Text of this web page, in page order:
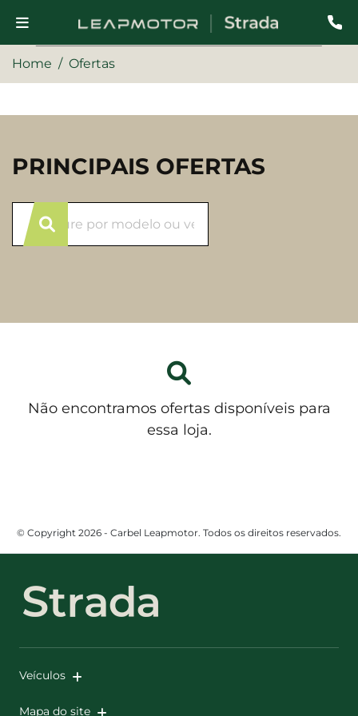
Home Ofertas
PRINCIPAIS OFERTAS
Não encontramos ofertas disponíveis para
essa loja.
© Copyright 2026 - Carbel Leapmotor. Todos os direitos reservados.
Veículos
Mapa do site